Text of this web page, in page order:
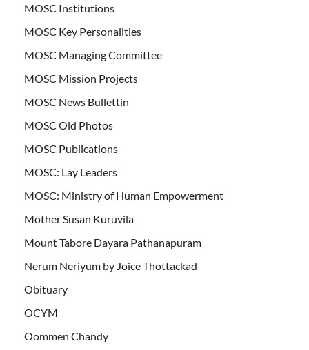
MOSC Institutions
MOSC Key Personalities
MOSC Managing Committee
MOSC Mission Projects
MOSC News Bullettin
MOSC Old Photos
MOSC Publications
MOSC: Lay Leaders
MOSC: Ministry of Human Empowerment
Mother Susan Kuruvila
Mount Tabore Dayara Pathanapuram
Nerum Neriyum by Joice Thottackad
Obituary
OCYM
Oommen Chandy